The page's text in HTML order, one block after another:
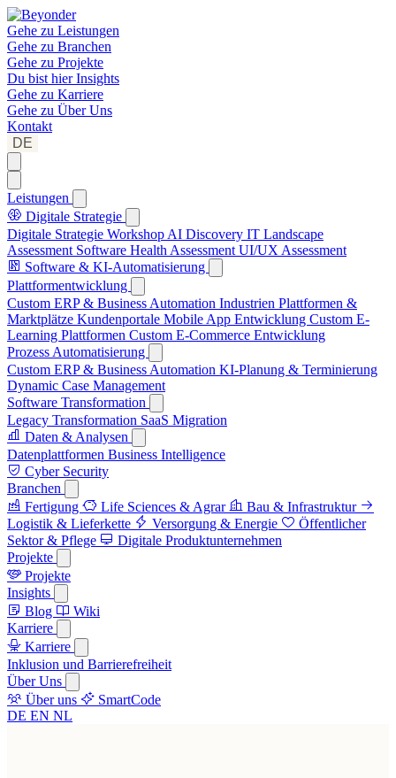
Gehe zu Leistungen
Gehe zu Branchen
Gehe zu Projekte
Du bist hierInsights
Gehe zu Karriere
Gehe zu Über Uns
Kontakt
DE
Leistungen
Digitale Strategie
Digitale Strategie Workshop AI Discovery IT Landscape
Assessment Software Health Assessment UI/UX Assessment
Software & KI-Automatisierung
Plattformentwicklung
Custom ERP & Business Automation Industrien Plattformen &
Marktplätze Kundenportale Mobile App Entwicklung Custom E-
Learning Plattformen Custom E-Commerce Entwicklung
Prozess Automatisierung
Custom ERP & Business Automation KI-Planung & Terminierung
Dynamic Case Management
Software Transformation
Legacy Transformation SaaS Migration
Daten & Analysen
Datenplattformen Business Intelligence
Cyber Security
Branchen
Fertigung
Life Sciences & Agrar
Bau & Infrastruktur
Logistik & Lieferkette
Versorgung & Energie
Öffentlicher
Sektor & Pflege
Digitale Produktunternehmen
Projekte
Projekte
Insights
Blog
Wiki
Karriere
Karriere
Inklusion und Barrierefreiheit
Über Uns
Über uns
SmartCode
DE EN NL